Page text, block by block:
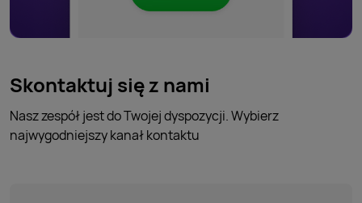
Skontaktuj się z nami
Nasz zespół jest do Twojej dyspozycji. Wybierz
najwygodniejszy kanał kontaktu